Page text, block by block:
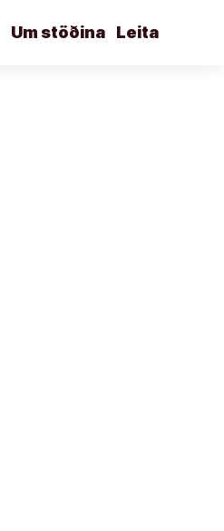
Leita
Um stöðina